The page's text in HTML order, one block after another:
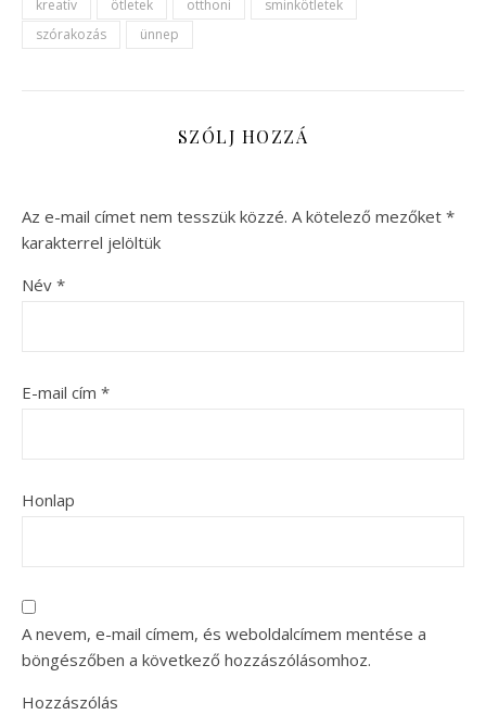
kreatív
ötletek otthoni
sminkötletek
szórakozás
ünnep
SZÓLJ HOZZÁ
Az e-mail címet nem tesszük közzé. A kötelező mezőket *
karakterrel jelöltük
Név *
E-mail cím *
Honlap
A nevem, e-mail címem, és weboldalcímem mentése a
böngészőben a következő hozzászólásomhoz.
Hozzászólás